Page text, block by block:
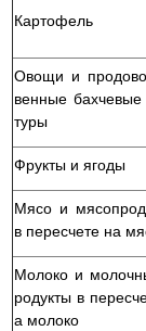
Картофель
Овощи и
венные бахчевые
туры
Фрукты и ягоды
Мясо и
в пересчете на
Молоко и
родукты в
а молоко